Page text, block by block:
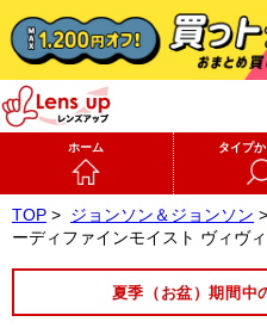
ホーム タイプ
TOP > ジョンソン＆ジョンソン >
ーディファインモイスト ヴィヴ
夏季（お盆）期間中